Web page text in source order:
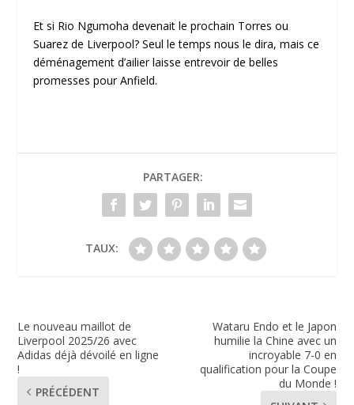
Et si Rio Ngumoha devenait le prochain Torres ou
Suarez de Liverpool? Seul le temps nous le dira, mais ce
déménagement d’ailier laisse entrevoir de belles
promesses pour Anfield.
PARTAGER:
TAUX:
Le nouveau maillot de
Liverpool 2025/26 avec
Adidas déjà dévoilé en ligne
!
PRÉCÉDENT
Wataru Endo et le Japon
humilie la Chine avec un
incroyable 7-0 en
qualification pour la Coupe
du Monde !